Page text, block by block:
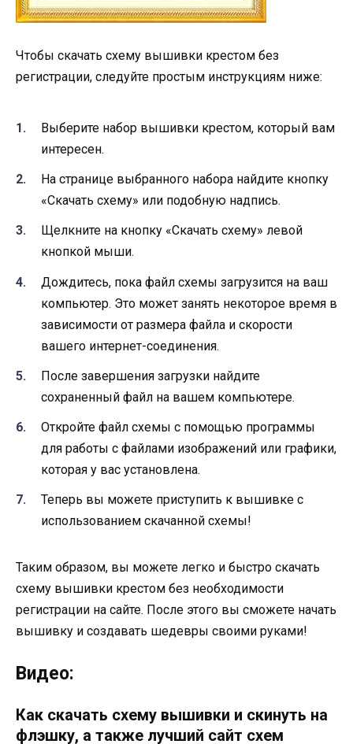
Чтобы скачать схему вышивки крестом без
регистрации, следуйте простым инструкциям ниже:
Выберите набор вышивки крестом, который вам
интересен.
На странице выбранного набора найдите кнопку
«Скачать схему» или подобную надпись.
Щелкните на кнопку «Скачать схему» левой
кнопкой мыши.
Дождитесь, пока файл схемы загрузится на ваш
компьютер. Это может занять некоторое время в
зависимости от размера файла и скорости
вашего интернет-соединения.
После завершения загрузки найдите
сохраненный файл на вашем компьютере.
Откройте файл схемы с помощью программы
для работы с файлами изображений или графики,
которая у вас установлена.
Теперь вы можете приступить к вышивке с
использованием скачанной схемы!
Таким образом, вы можете легко и быстро скачать
схему вышивки крестом без необходимости
регистрации на сайте. После этого вы сможете начать
вышивку и создавать шедевры своими руками!
Видео:
Как скачать схему вышивки и скинуть на
флэшку, а также лучший сайт схем